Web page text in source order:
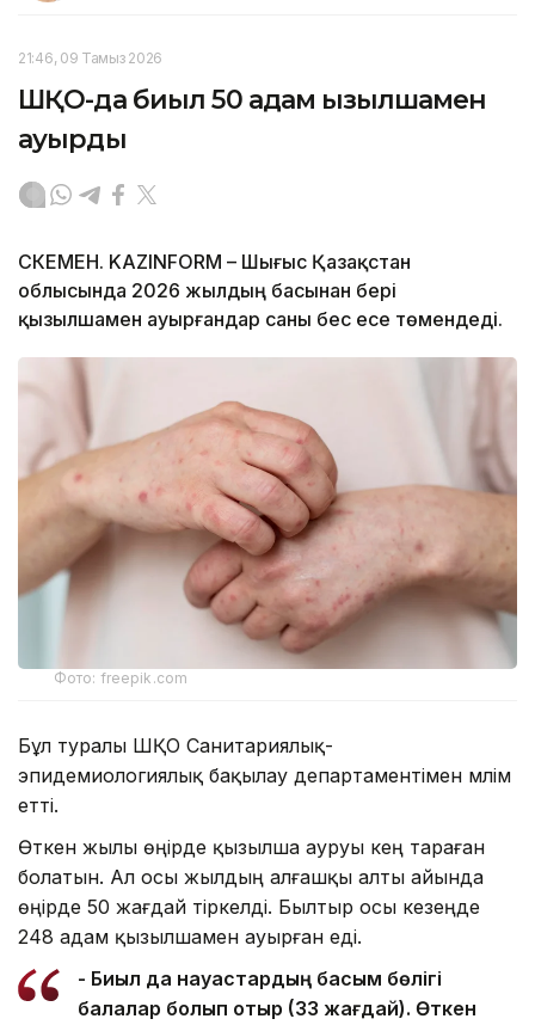
21:46, 09 Тамыз 2026
ШҚО-да биыл 50 адам қызылшамен
ауырды
ӨСКЕМЕН. KAZINFORM – Шығыс Қазақстан
облысында 2026 жылдың басынан бері
қызылшамен ауырғандар саны бес есе төмендеді.
Фото: freepik.com
Бұл туралы ШҚО Cанитариялық-
эпидемиологиялық бақылау департаментімен мәлім
етті.
Өткен жылы өңірде қызылша ауруы кең тараған
болатын. Ал осы жылдың алғашқы алты айында
өңірде 50 жағдай тіркелді. Былтыр осы кезеңде
248 адам қызылшамен ауырған еді.
- Биыл да науқастардың басым бөлігі
балалар болып отыр (33 жағдай). Өткен